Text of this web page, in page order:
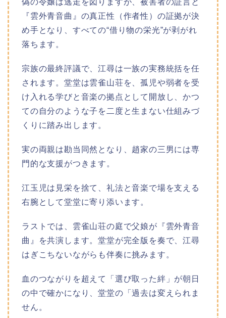
偽の令嬢は逃走を図りますが、被害者の証言と
『雲外青音曲』の真正性（作者性）の証拠が決
め手となり、すべての“借り物の栄光”が剥がれ
落ちます。
宗族の最終評議で、江尋は一族の実務統括を任
されます。堂堂は雲雀山荘を、孤児や弱者を受
け入れる学びと音楽の拠点として開放し、かつ
ての自分のような子を二度と生まない仕組みづ
くりに踏み出します。
実の両親は勘当同然となり、趙家の三男には専
門的な支援がつきます。
江玉児は見栄を捨て、礼法と音楽で場を支える
右腕として堂堂に寄り添います。
ラストでは、雲雀山荘の庭で父娘が『雲外青音
曲』を共演します。堂堂が完全版を奏で、江尋
はぎこちないながらも伴奏に挑みます。
血のつながりを超えて「選び取った絆」が朝日
の中で確かになり、堂堂の「過去は変えられま
せん。